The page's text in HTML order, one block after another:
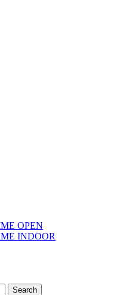
OPEN
INDOOR
Search